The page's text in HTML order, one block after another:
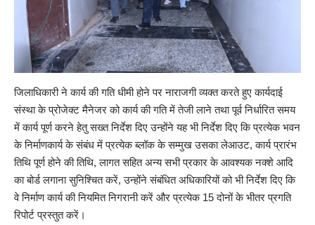
जिलाधिकारी ने कार्य की गति धीमी होने पर नाराजगी व्यक्त करते हुए कार्यदाई
संस्था के प्रोजेक्ट मैनेजर को कार्य की गति में तेजी लाने तथा पूर्व निर्धारित समय
में कार्य पूर्ण करने हेतु सख्त निर्देश दिए उन्होंने यह भी निर्देश दिए कि प्रत्येक भवन
के निर्माणकार्य के संबंध में प्रत्येक ब्लॉक के सम्मुख उसका लेआउट, कार्य प्रारंभ
तिथि पूर्ण होने की तिथि, लागत सहित अन्य सभी प्रकार के आवश्यक नक्शे आदि
का बोर्ड लगाना सुनिश्चित करें, उन्होंने संबंधित अधिकारियों को भी निर्देश दिए कि
वे निर्माण कार्य की नियमित निगरानी करें और प्रत्येक 15 दोनों के भीतर प्रगति
रिपोर्ट प्रस्तुत करें।